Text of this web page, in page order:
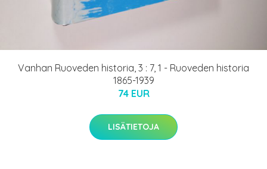
Vanhan Ruoveden historia, 3 : 7, 1 - Ruoveden historia
1865-1939
74 EUR
LISÄTIETOJA